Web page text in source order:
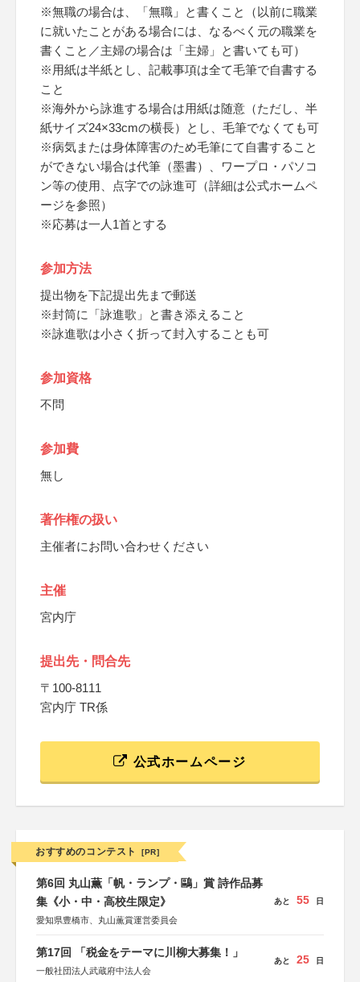
※無職の場合は、「無職」と書くこと（以前に職業
に就いたことがある場合には、なるべく元の職業を
書くこと／主婦の場合は「主婦」と書いても可）
※用紙は半紙とし、記載事項は全て毛筆で自書する
こと
※海外から詠進する場合は用紙は随意（ただし、半
紙サイズ24×33cmの横長）とし、毛筆でなくても可
※病気または身体障害のため毛筆にて自書すること
ができない場合は代筆（墨書）、ワープロ・パソコ
ン等の使用、点字での詠進可（詳細は公式ホームペ
ージを参照）
※応募は一人1首とする
参加方法
提出物を下記提出先まで郵送
※封筒に「詠進歌」と書き添えること
※詠進歌は小さく折って封入することも可
参加資格
不問
参加費
無し
著作権の扱い
主催者にお問い合わせください
主催
宮内庁
提出先・問合先
〒100-8111
宮内庁 TR係
公式ホームページ
おすすめのコンテスト [PR]
第6回 丸山薫「帆・ランプ・鷗」賞 詩作品募
集《小・中・高校生限定》
愛知県豊橋市、丸山薫賞運営委員会
あと 55 日
第17回 「税金をテーマに川柳大募集！」
一般社団法人武蔵府中法人会
あと 25 日